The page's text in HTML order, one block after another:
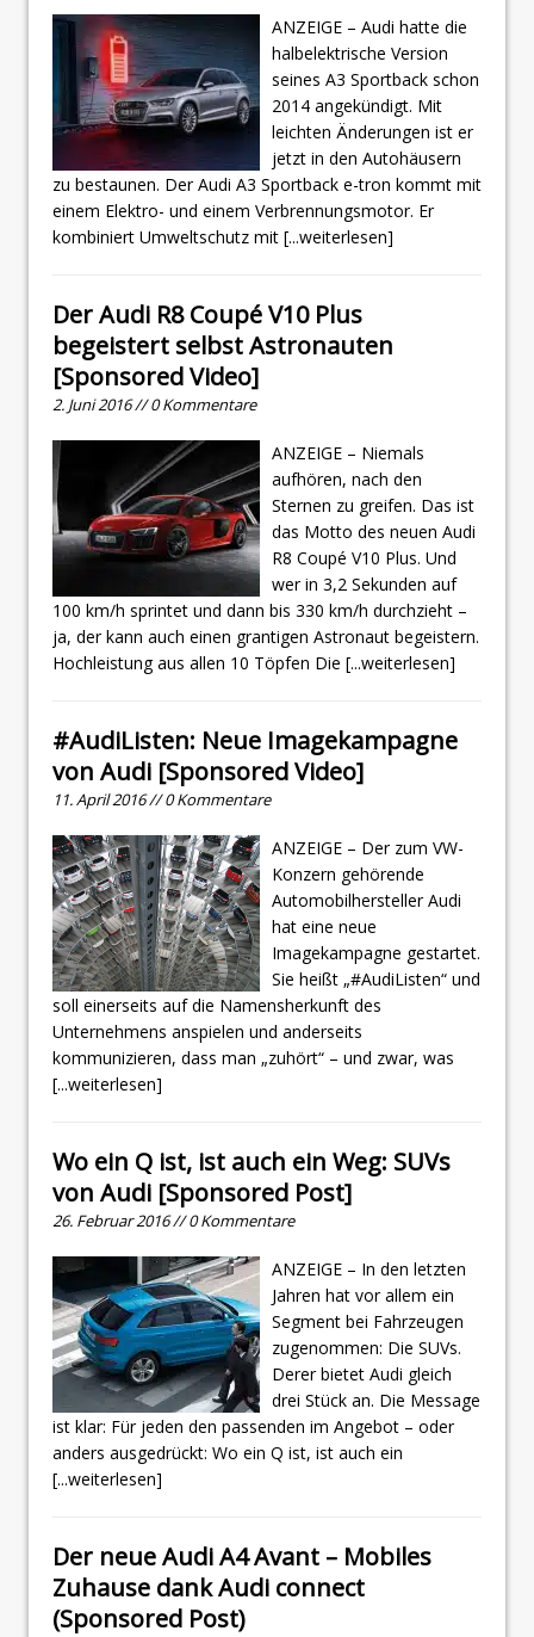
ANZEIGE – Audi hatte die
halbelektrische Version
seines A3 Sportback schon
2014 angekündigt. Mit
leichten Änderungen ist er
jetzt in den Autohäusern
zu bestaunen. Der Audi A3 Sportback e-tron kommt mit
einem Elektro- und einem Verbrennungsmotor. Er
kombiniert Umweltschutz mit [...weiterlesen]
Der Audi R8 Coupé V10 Plus
begeistert selbst Astronauten
[Sponsored Video]
2. Juni 2016 // 0 Kommentare
ANZEIGE – Niemals
aufhören, nach den
Sternen zu greifen. Das ist
das Motto des neuen Audi
R8 Coupé V10 Plus. Und
wer in 3,2 Sekunden auf
100 km/h sprintet und dann bis 330 km/h durchzieht –
ja, der kann auch einen grantigen Astronaut begeistern.
Hochleistung aus allen 10 Töpfen Die [...weiterlesen]
#AudiListen: Neue Imagekampagne
von Audi [Sponsored Video]
11. April 2016 // 0 Kommentare
ANZEIGE – Der zum VW-
Konzern gehörende
Automobilhersteller Audi
hat eine neue
Imagekampagne gestartet.
Sie heißt „#AudiListen“ und
soll einerseits auf die Namensherkunft des
Unternehmens anspielen und anderseits
kommunizieren, dass man „zuhört“ – und zwar, was
[...weiterlesen]
Wo ein Q ist, ist auch ein Weg: SUVs
von Audi [Sponsored Post]
26. Februar 2016 // 0 Kommentare
ANZEIGE – In den letzten
Jahren hat vor allem ein
Segment bei Fahrzeugen
zugenommen: Die SUVs.
Derer bietet Audi gleich
drei Stück an. Die Message
ist klar: Für jeden den passenden im Angebot – oder
anders ausgedrückt: Wo ein Q ist, ist auch ein
[...weiterlesen]
Der neue Audi A4 Avant – Mobiles
Zuhause dank Audi connect
(Sponsored Post)